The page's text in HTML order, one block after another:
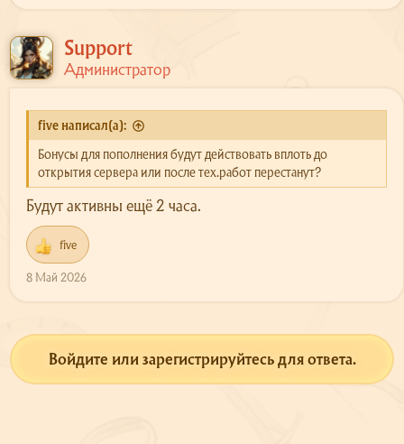
и
и
:
Support
Администратор
five написал(а):
Бонусы для пополнения будут действовать вплоть до
открытия сервера или после тех.работ перестанут?
Будут активны ещё 2 часа.
Р
е
а
и
five
8 Май 2026
Войдите или зарегистрируйтесь для ответа.